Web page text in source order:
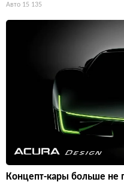
Авто 15 135
Концепт-кары больше не